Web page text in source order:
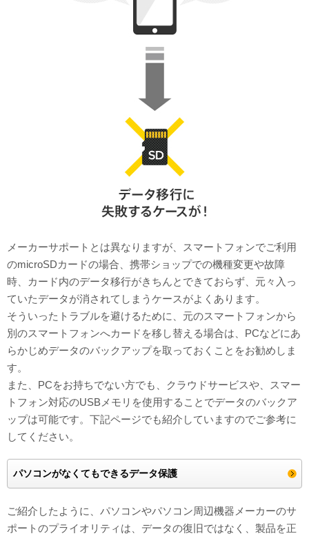
メーカーサポートとは異なりますが、スマートフォンでご利用
のmicroSDカードの場合、携帯ショップでの機種変更や故障
時、カード内のデータ移行がきちんとできておらず、元々入っ
ていたデータが消されてしまうケースがよくあります。
そういったトラブルを避けるために、元のスマートフォンから
別のスマートフォンへカードを移し替える場合は、PCなどにあ
らかじめデータのバックアップを取っておくことをお勧めしま
す。
また、PCをお持ちでない方でも、クラウドサービスや、スマー
トフォン対応のUSBメモリを使用することでデータのバックア
ップは可能です。下記ページでも紹介していますのでご参考に
してください。
パソコンがなくてもできるデータ保護
ご紹介したように、パソコンやパソコン周辺機器メーカーのサ
ポートのプライオリティは、データの復旧ではなく、製品を正